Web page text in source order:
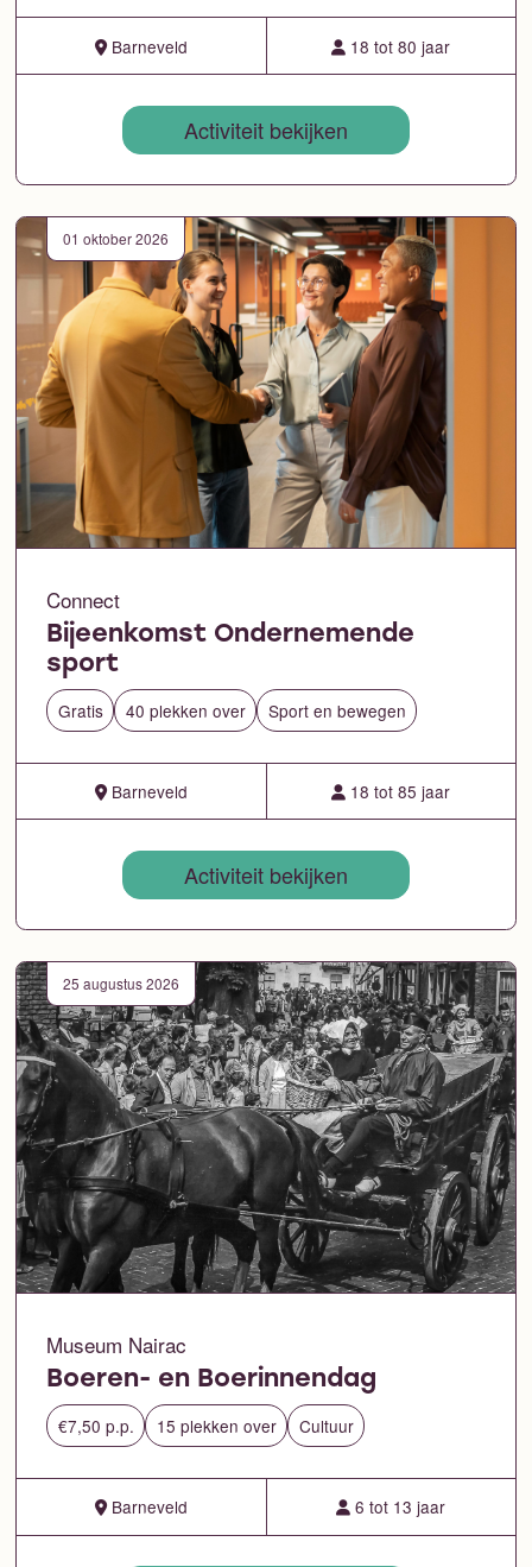
Barneveld 18 tot 80 jaar
Activiteit bekijken
01 oktober 2026
Connect
Bijeenkomst Ondernemende
sport
Gratis 40 plekken over Sport en bewegen
Barneveld 18 tot 85 jaar
Activiteit bekijken
25 augustus 2026
Museum Nairac
Boeren- en Boerinnendag
€7,50 p.p. 15 plekken over Cultuur
Barneveld 6 tot 13 jaar